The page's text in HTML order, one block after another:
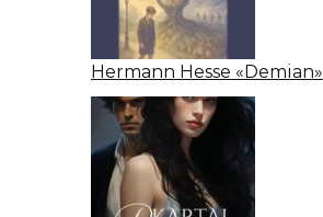
Hermann Hesse «Demian»